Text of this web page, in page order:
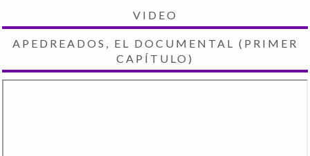
VIDEO
APEDREADOS, EL DOCUMENTAL (PRIMER
CAPÍTULO)